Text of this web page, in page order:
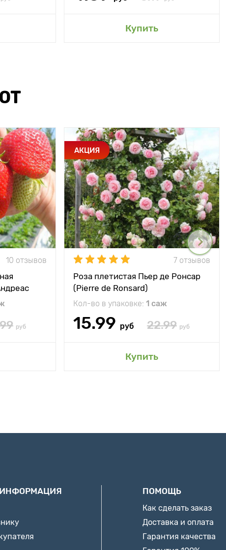
Купить
10 отзывов
руб
АКЦИЯ
7 отзывов
Роза плетистая Пьер де Ронсар
(Pierre de Ronsard)
Кол-во в упаковке: 1 саж
15.99 руб 22.99 руб
Купить
ПОМОЩЬ
Как сделать заказ
Доставка и оплата
Гарантия качества